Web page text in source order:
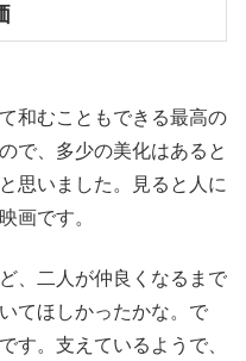
和むこともできる最高の
で、多少の美化はあると
思いました。見ると人に
画です。
、二人が仲良くなるまで
てほしかったかな。で
す。支えているようで、